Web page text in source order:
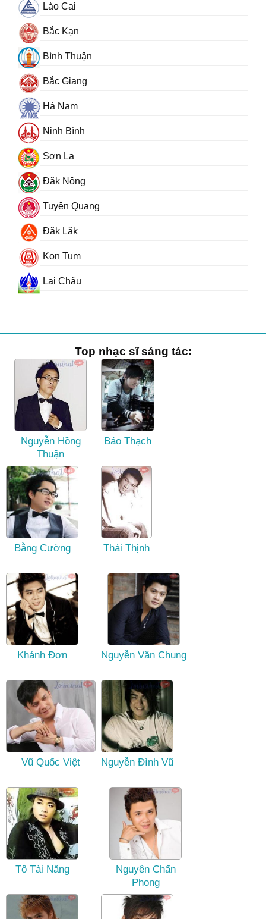
Lào Cai
Bắc Kạn
Bình Thuận
Bắc Giang
Hà Nam
Ninh Bình
Sơn La
Đăk Nông
Tuyên Quang
Đăk Lăk
Kon Tum
Lai Châu
Top nhạc sĩ sáng tác:
Nguyễn Hồng
Thuận
Bảo Thạch
Bằng Cường Thái Thịnh
Khánh Đơn Nguyễn Văn Chung
Vũ Quốc Việt Nguyễn Đình Vũ
Tô Tài Năng
Nguyên Chấn
Phong